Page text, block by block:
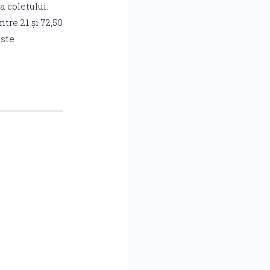
coletului.
21 și 72,50